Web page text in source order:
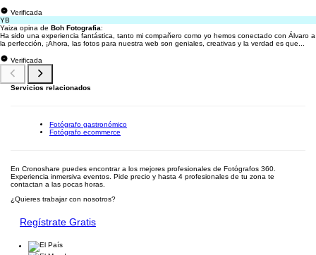
Verificada
YB
Yaiza opina de Boh Fotografia:
Ha sido una experiencia fantástica, tanto mi compañero como yo hemos conectado con Álvaro a
la perfección, ¡Ahora, las fotos para nuestra web son geniales, creativas y la verdad es que...
Verificada
Servicios relacionados
Fotógrafo gastronómico
Fotógrafo ecommerce
En Cronoshare puedes encontrar a los mejores profesionales de Fotógrafos 360.
Experiencia inmersiva eventos. Pide precio y hasta 4 profesionales de tu zona te
contactan a las pocas horas.
¿Quieres trabajar con nosotros?
Regístrate Gratis